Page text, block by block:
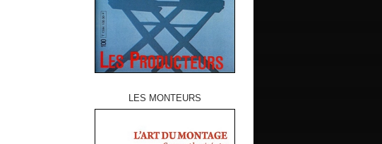
LES MONTEURS